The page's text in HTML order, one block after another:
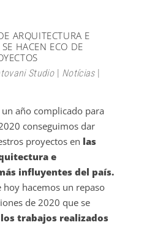
ARQUITECTURA E
HACEN ECO DE
Studio
Notícias
año complicado para
conseguimos dar
proyectos en las
e
influyentes del país.
hoy hacemos un repaso
de 2020 que se
los trabajos realizados